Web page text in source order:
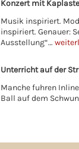
Konzert mit
Musik inspiriert.
inspiriert. Genauer:
Ausstellung“…
Unterricht auf der
Manche fuhren
Ball auf dem